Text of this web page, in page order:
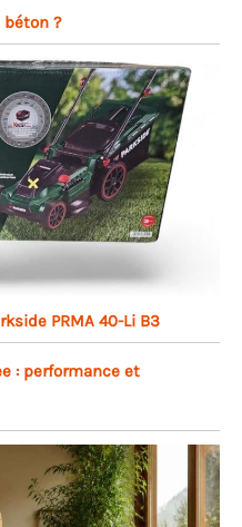
?
PRMA 40-Li B3
: performance et